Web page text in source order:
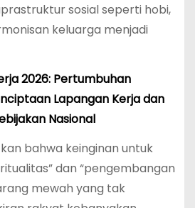
sosial seperti hobi,
keluarga menjadi
2026: Pertumbuhan
Lapangan Kerja dan
Nasional
bahwa keinginan untuk
dan “pengembangan
mewah yang tak